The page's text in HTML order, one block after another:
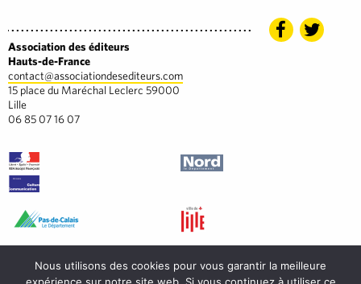
Association des éditeurs
Hauts-de-France
contact@associationdesediteurs.com
15 place du Maréchal Leclerc 59000
Lille
06 85 07 16 07
Nous utilisons des cookies pour vous garantir la meilleure